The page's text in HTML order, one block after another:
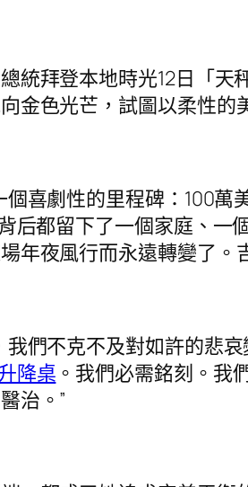
統拜登本地時光12日「
金色光芒，試圖以柔性
喜劇性的里程碑：100
后都留下了一個家庭、一
年夜風行而永遠轉變了。
我們不克不及對如許的悲
降桌 。我們必需銘刻。我
治。”